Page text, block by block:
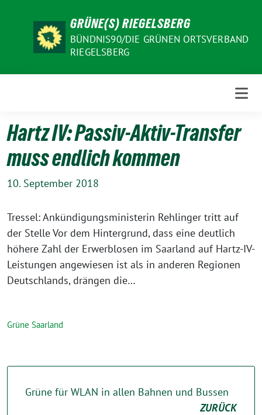
GRÜNE(S) RIEGELSBERG
BÜNDNIS90/DIE GRÜNEN ORTSVERBAND
RIEGELSBERG
Hartz IV: Passiv-Aktiv-Transfer
muss endlich kommen
10. September 2018
Tressel: Ankündigungsministerin Rehlinger tritt auf
der Stelle Vor dem Hintergrund, dass eine deutlich
höhere Zahl der Erwerblosen im Saarland auf Hartz-IV-
Leistungen angewiesen ist als in anderen Regionen
Deutschlands, drängen die…
Grüne Saarland
Grüne für WLAN in allen Bahnen und Bussen
ZURÜCK